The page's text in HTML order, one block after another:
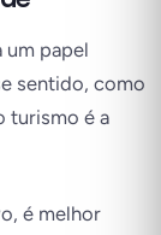
um papel
sentido, como
turismo é a
é melhor